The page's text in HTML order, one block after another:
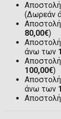
(Δωρεάν
80,00€)
άνω των
100,00€)
άνω των